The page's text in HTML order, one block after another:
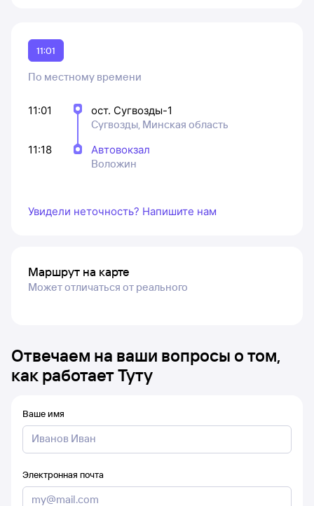
11:01
По местному времени
11:01
ост. Сугвозды-1
Сугвозды, Минская область
11:18
Автовокзал
Воложин
Увидели неточность? Напишите нам
Маршрут на карте
Может отличаться от реального
Отвечаем на ваши вопросы о том,
как работает Туту
Ваше имя
Электронная почта